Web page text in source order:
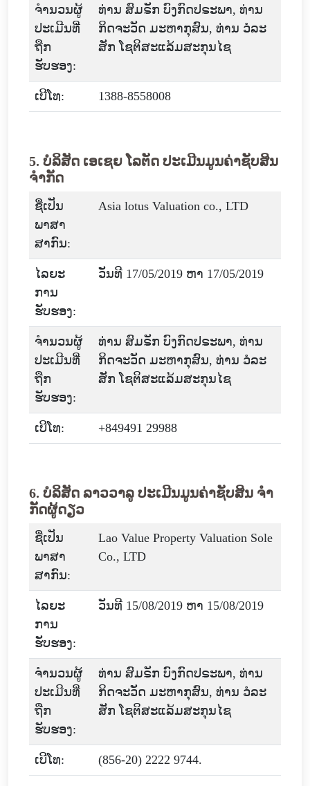
ຈໍານວນຜູ້
ປະເມີນທີ່
ຖືກ
ຮັບຮອງ:
ທ່ານ ສົມຣັກ ບົງກົດປຣະພາ, ທ່ານ
ກິດຈະວັດ ມະຫາກຸສົນ, ທ່ານ ວໍລະ
ສັກ ໂຊຕິສະແລ້ມສະກຸນໄຊ
ເບີໂທ: 1388-8558008
5. ບໍລິສັດ ເອເຊຍ ໂລຕັດ ປະເມີນມູນຄ່າຊັບສິນ
ຈຳກັດ
ຊື່ເປັນ
ພາສາ
ສາກົນ:
Asia lotus Valuation co., LTD
ໄລຍະ
ການ
ຮັບຮອງ:
ວັນທີ 17/05/2019 ຫາ 17/05/2019
ຈໍານວນຜູ້
ປະເມີນທີ່
ຖືກ
ຮັບຮອງ:
ທ່ານ ສົມຣັກ ບົງກົດປຣະພາ, ທ່ານ
ກິດຈະວັດ ມະຫາກຸສົນ, ທ່ານ ວໍລະ
ສັກ ໂຊຕິສະແລ້ມສະກຸນໄຊ
ເບີໂທ: +849491 29988
6. ບໍລິສັດ ລາວວາລູ ປະເມີນມູນຄ່າຊັບສິນ ຈໍາ
ກັດຜູ້ດຽວ
ຊື່ເປັນ
ພາສາ
ສາກົນ:
Lao Value Property Valuation Sole
Co., LTD
ໄລຍະ
ການ
ຮັບຮອງ:
ວັນທີ 15/08/2019 ຫາ 15/08/2019
ຈໍານວນຜູ້
ປະເມີນທີ່
ຖືກ
ຮັບຮອງ:
ທ່ານ ສົມຣັກ ບົງກົດປຣະພາ, ທ່ານ
ກິດຈະວັດ ມະຫາກຸສົນ, ທ່ານ ວໍລະ
ສັກ ໂຊຕິສະແລ້ມສະກຸນໄຊ
ເບີໂທ: (856-20) 2222 9744.